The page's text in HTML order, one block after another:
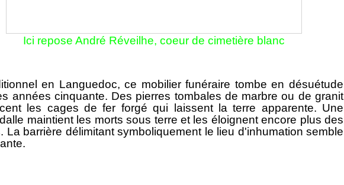
Ici repose André Réveilhe, coeur de cimetière blanc
en Languedoc, ce mobilier funéraire tombe en désuétude
années cinquante. Des pierres tombales de marbre ou de granit
les cages de fer forgé qui laissent la terre apparente. Une
maintient les morts sous terre et les éloignent encore plus des
La barrière délimitant symboliquement le lieu d'inhumation semble